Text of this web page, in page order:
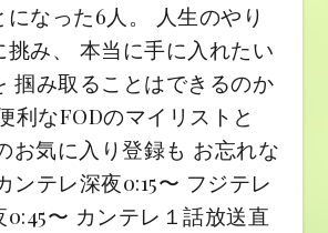
になった6人。 人生のやり
挑み、 本当に手に入れたい
掴み取ることはできるのか
利なFODのマイリストと
お気に入り登録も お忘れな
ンテレ深夜0:15〜 フジテレ
0:45〜 カンテレ１話放送直